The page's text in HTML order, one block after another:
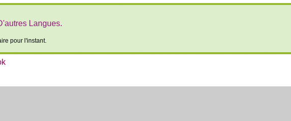
Langues.
pour l'instant.